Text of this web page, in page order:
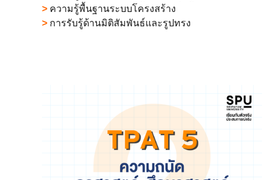
> ความรู้พื้นฐานระบบโครงสร้าง
> การรับรู้ด้านมิติสัมพันธ์และรูปทรง